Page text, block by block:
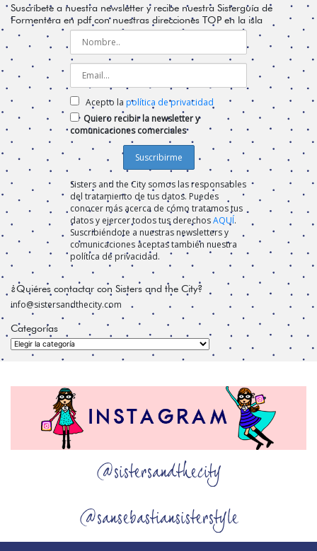
Suscríbete a nuestra newsletter y recibe nuestra Sisterguía de
Formentera en pdf con nuestras direcciones TOP en la isla
Acepto la política de privacidad
Quiero recibir la newsletter y
comunicaciones comerciales
Sisters and the City somos las responsables
del tratamiento de tus datos. Puedes
conocer más acerca de cómo tratamos tus
datos y ejercer todos tus derechosAQUÍ.
Suscribiéndote a nuestras newsletters y
comunicaciones aceptas también nuestra
política de privacidad.
¿Quiéres contactar con Sisters and the City?
info@sistersandthecity.com
Categorías
Categorías
@sistersandthecity
@sansebastiansisterstyle